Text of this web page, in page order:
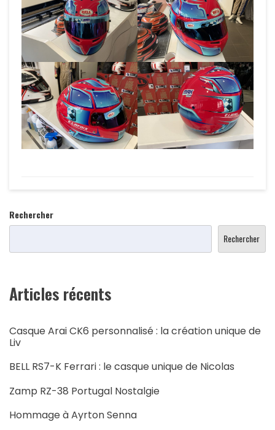
Rechercher
Rechercher
Articles récents
Casque Arai CK6 personnalisé : la création unique de
Liv
BELL RS7-K Ferrari : le casque unique de Nicolas
Zamp RZ-38 Portugal Nostalgie
Hommage à Ayrton Senna